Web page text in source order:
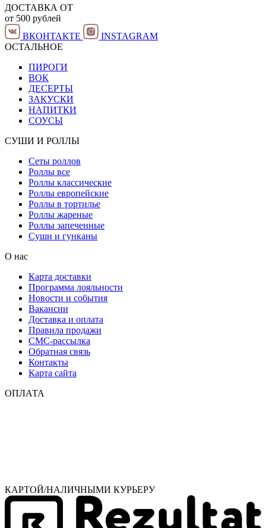
ДОСТАВКА ОТ
от 500 рублей
ВКОНТАКТЕ
INSTAGRAM
ОСТАЛЬНОЕ
ПИРОГИ
ВОК
ДЕСЕРТЫ
ЗАКУСКИ
НАПИТКИ
СОУСЫ
СУШИ И РОЛЛЫ
Сеты роллов
Роллы все
Роллы классические
Роллы европейские
Роллы в тортилье
Роллы жареные
Роллы запеченные
Суши и гунканы
О нас
Карта доставки
Программа лояльности
Новости и события
Вакансии
Доставка и оплата
Правила продажи
СМС-рассылка
Обратная связь
Контакты
Карта сайта
ОПЛАТА
КАРТОЙ/НАЛИЧНЫМИ КУРЬЕРУ